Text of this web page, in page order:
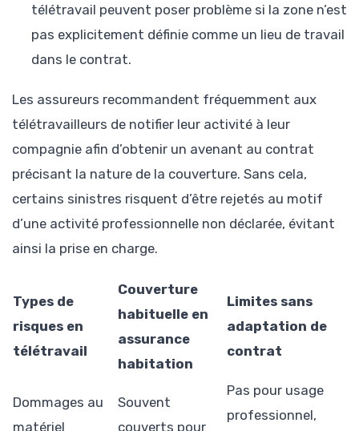
télétravail peuvent poser problème si la zone n’est
pas explicitement définie comme un lieu de travail
dans le contrat.
Les assureurs recommandent fréquemment aux
télétravailleurs de notifier leur activité à leur
compagnie afin d’obtenir un avenant au contrat
précisant la nature de la couverture. Sans cela,
certains sinistres risquent d’être rejetés au motif
d’une activité professionnelle non déclarée, évitant
ainsi la prise en charge.
Types de
risques en
télétravail
Couverture
habituelle en
assurance
habitation
Limites sans
adaptation de
contrat
Dommages au
matériel
Souvent
couverts pour
Pas pour usage
professionnel,